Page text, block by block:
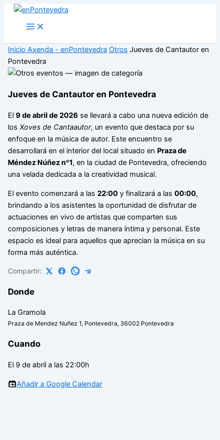
Main
Menu
Inicio Axenda - enPontevedra Otros Jueves de Cantautor en
Pontevedra
Jueves de Cantautor en Pontevedra
El 9 de abril de 2026 se llevará a cabo una nueva edición de
los Xoves de Cantaautor, un evento que destaca por su
enfoque en la música de autor. Este encuentro se
desarrollará en el interior del local situado en Praza de
Méndez Núñez nº1, en la ciudad de Pontevedra, ofreciendo
una velada dedicada a la creatividad musical.
El evento comenzará a las 22:00y finalizará a las 00:00,
brindando a los asistentes la oportunidad de disfrutar de
actuaciones en vivo de artistas que comparten sus
composiciones y letras de manera íntima y personal. Este
espacio es ideal para aquellos que aprecian la música en su
forma más auténtica.
Compartir:
Donde
La Gramola
Praza de Mendez Nuñez 1, Pontevedra, 36002 Pontevedra
Cuando
El 9 de abril a las 22:00h
Añadir a Google Calendar